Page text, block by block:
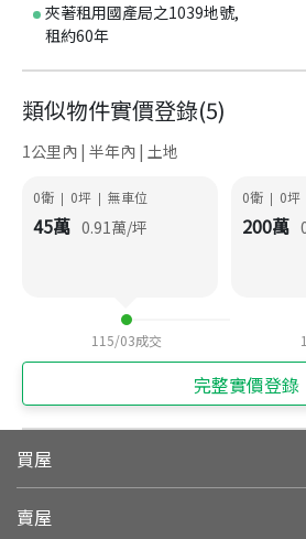
夾著租用國產局之1039地號,
租約60年
類似物件實價登錄(5)
1公里內 | 半年內 | 土地
0衛 | 0坪 | 無車位
45萬 0.91萬/坪
115/03成交
0衛 | 0坪
200萬
完整實價登錄
買屋
賣屋